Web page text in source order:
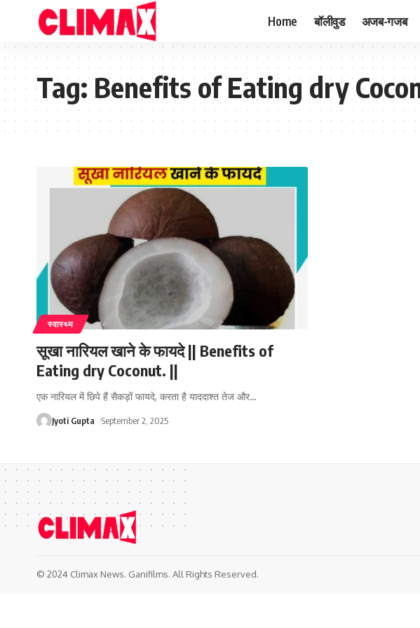
Home बॉलीवुड अजब-गजब
Tag:Benefits of Eating dry
स्वास्थ्य
सूखा नारियल खाने के फायदे || Benefits of
Eating dry Coconut. ||
एक नारियल में छिपे हैं सैकड़ों फायदे, करता है याददाश्त तेज और…
Jyoti Gupta September 2, 2025
© 2024 Climax News. Ganifilms. All Rights Reserved.